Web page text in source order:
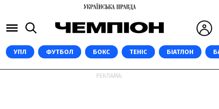
УПЛ ФУТБОЛ БОКС ТЕНІС БІАТЛОН
РЕКЛАМА: